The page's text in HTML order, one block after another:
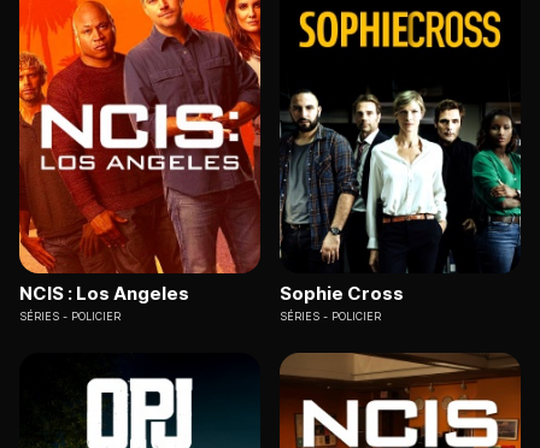
NCIS : Los Angeles
SÉRIES POLICIER
Sophie Cross
SÉRIES POLICIER